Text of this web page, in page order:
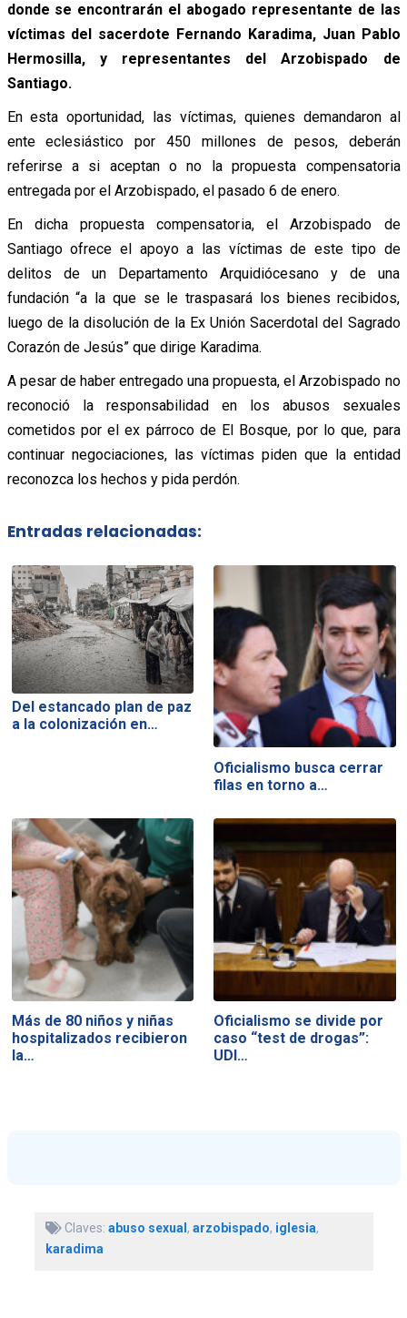
donde se encontrarán el abogado representante de las
víctimas del sacerdote Fernando Karadima, Juan Pablo
Hermosilla, y representantes del Arzobispado de
Santiago.
En esta oportunidad, las víctimas, quienes demandaron al
ente eclesiástico por 450 millones de pesos, deberán
referirse a si aceptan o no la propuesta compensatoria
entregada por el Arzobispado, el pasado 6 de enero.
En dicha propuesta compensatoria, el Arzobispado de
Santiago ofrece el apoyo a las víctimas de este tipo de
delitos de un Departamento Arquidiócesano y de una
fundación “a la que se le traspasará los bienes recibidos,
luego de la disolución de la Ex Unión Sacerdotal del Sagrado
Corazón de Jesús” que dirige Karadima.
A pesar de haber entregado una propuesta, el Arzobispado no
reconoció la responsabilidad en los abusos sexuales
cometidos por el ex párroco de El Bosque, por lo que, para
continuar negociaciones, las víctimas piden que la entidad
reconozca los hechos y pida perdón.
Entradas relacionadas:
Del estancado plan de paz
a la colonización en…
Oficialismo busca cerrar
filas en torno a…
Más de 80 niños y niñas
hospitalizados recibieron
la…
Oficialismo se divide por
caso “test de drogas”:
UDI…
Claves: abuso sexual, arzobispado, iglesia,
karadima